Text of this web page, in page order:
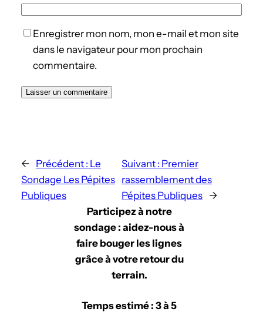
Enregistrer mon nom, mon e-mail et mon site
dans le navigateur pour mon prochain
commentaire.
← Précédent : Le
Sondage Les Pépites
Publiques
Suivant : Premier
rassemblement des
Pépites Publiques →
Participez à notre
sondage : aidez-nous à
faire bouger les lignes
grâce à votre retour du
terrain.
Temps estimé : 3 à 5